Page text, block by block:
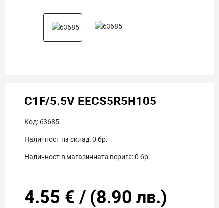
C1F/5.5V EECS5R5H105
Код: 63685
Наличност на склад:0 бр.
Наличност в магазинната верига:0 бр.
4.55 € / (8.90 лв.)